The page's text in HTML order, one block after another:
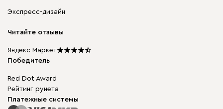
диван.клуб
Подарочные сертификаты
Мы в прессе
Бескаркасная мебель
Столы и стулья
Экспресс-дизайн
Читайте отзывы
Яндекс Маркет
Победитель
Red Dot Award
Рейтинг рунета
Платежные системы